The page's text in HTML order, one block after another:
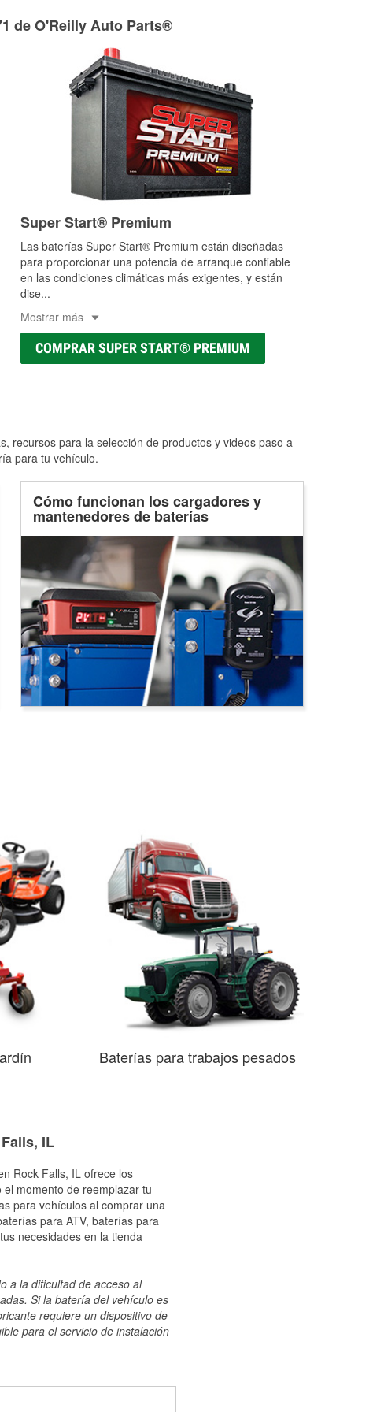
a la medida en tu tienda local
de O'Reilly Auto Parts®
Super Start® Premium
Las baterías Super Start® Premium están diseñadas
para proporcionar una potencia de arranque confiable
en las condiciones climáticas más exigentes, y están
dise...
Mostrar más
COMPRAR SUPER START® PREMIUM
recursos para la selección de productos y videos paso a
para tu vehículo.
Cómo funcionan los cargadores y
mantenedores de baterías
Baterías para trabajos pesados
IL
Rock Falls, IL ofrece los
momento de reemplazar tu
para vehículos al comprar una
para ATV, baterías para
necesidades en la tienda
a la dificultad de acceso al
Si la batería del vehículo es
requiere un dispositivo de
para el servicio de instalación